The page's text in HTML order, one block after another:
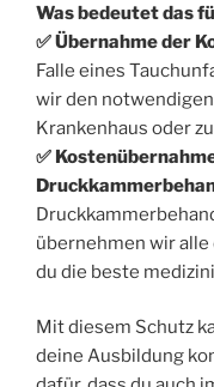
Was bedeutet das
✅ Übernahme der
Falle eines
wir den
Krankenhaus oder
✅
übernehmen wir
du die beste
Mit diesem Schutz
deine Ausbildung